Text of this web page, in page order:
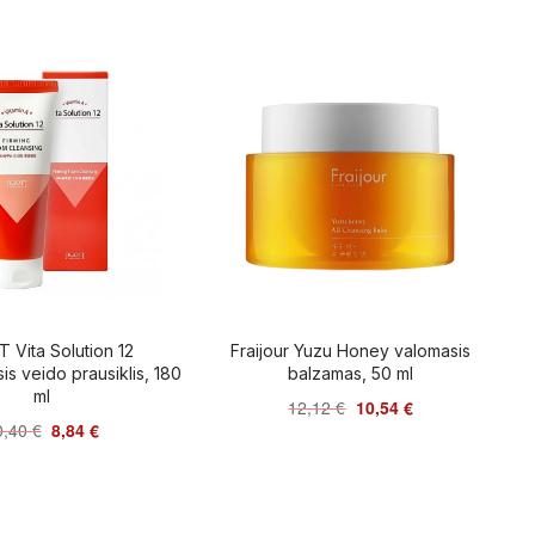
Vita Solution 12
veido prausiklis, 180
ml
€ 8,84 €
Fraijour Yuzu Honey valomasis
balzamas, 50 ml
12,12€ 10,54 €